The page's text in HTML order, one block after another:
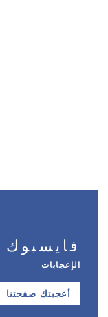
فايسبوك
الإعجابات
أعجبتك صفحتنا